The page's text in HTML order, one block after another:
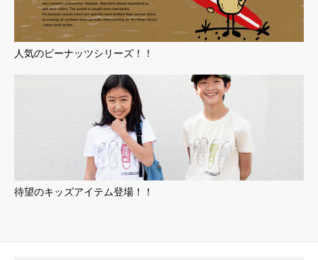
人気のピーナッツシリーズ！！
待望のキッズアイテム登場！！